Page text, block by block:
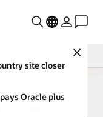
Close
site closer
Oracle plus
d'IA